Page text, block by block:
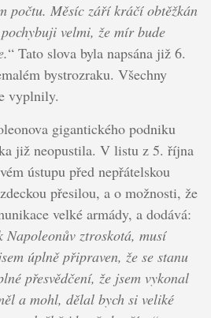
počtu. Měsíc září kráčí obtěžkán
velmi, že mír bude
“ Tato slova byla napsána již 6.
bystrozraku. Všechny
vyplnily.
gigantického podniku
již neopustila. V listu z 5. října
ústupu před nepřátelskou
přesilou, a o možnosti, že
velké armády, a dodává:
Napoleonův ztroskotá, musí
úplně připraven, že se stanu
přesvědčení, že jsem vykonal
a mohl, dělal bych si veliké